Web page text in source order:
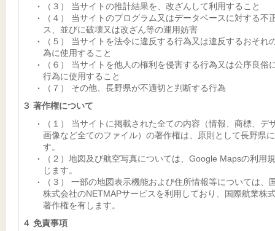
（３） 当サイトの推計結果を、改ざんして利用すること
（４） 当サイトのプログラム又はデータベースに対する不
ス、並びに破壊又は改ざん等の運用妨害
（５） 当サイトを法令に違反する行為又は違反するおそれ
為に使用すること
（６） 当サイトを他人の権利を侵害する行為又は公序良俗
行為に使用すること
（７） その他、長野県が不適切と判断する行為
３ 著作権について
（１） 当サイトに掲載された全ての内容（情報、商標、デ
画像など全てのファイル）の著作権は、原則として長野県
す。
（２）地図及び航空写真については、Google Mapsの利用
じます。
（３） 一部の地図表示機能および住所情報等については、
株式会社のNETMAPサービスを利用しており、国際航業株
著作権を有します。
４ 免責事項